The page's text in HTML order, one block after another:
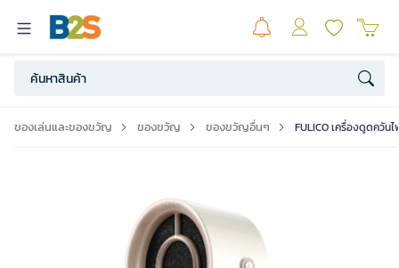
ของเล่นและของขวัญ ของขวัญ ของขวัญอื่นๆ FULICO เครื่องดูดควัน